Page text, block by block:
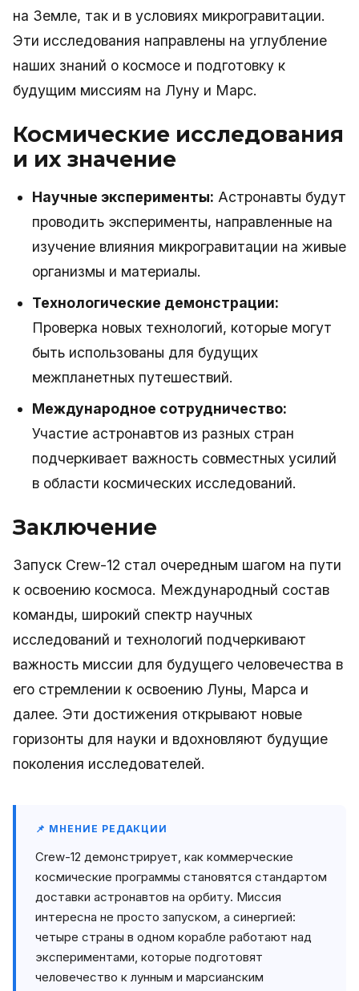
на Земле, так и в условиях микрогравитации.
Эти исследования направлены на углубление
наших знаний о космосе и подготовку к
будущим миссиям на Луну и Марс.
Космические исследования
и их значение
Научные эксперименты: Астронавты будут
проводить эксперименты, направленные на
изучение влияния микрогравитации на живые
организмы и материалы.
Технологические демонстрации:
Проверка новых технологий, которые могут
быть использованы для будущих
межпланетных путешествий.
Международное сотрудничество:
Участие астронавтов из разных стран
подчеркивает важность совместных усилий
в области космических исследований.
Заключение
Запуск Crew-12 стал очередным шагом на пути
к освоению космоса. Международный состав
команды, широкий спектр научных
исследований и технологий подчеркивают
важность миссии для будущего человечества в
его стремлении к освоению Луны, Марса и
далее. Эти достижения открывают новые
горизонты для науки и вдохновляют будущие
поколения исследователей.
📌 МНЕНИЕ РЕДАКЦИИ
Crew-12 демонстрирует, как коммерческие
космические программы становятся стандартом
доставки астронавтов на орбиту. Миссия
интересна не просто запуском, а синергией:
четыре страны в одном корабле работают над
экспериментами, которые подготовят
человечество к лунным и марсианским